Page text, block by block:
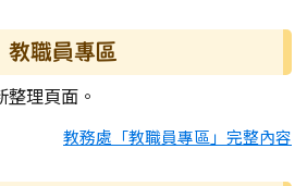
教職員專區
理頁面。
教務處「教職員專區」完整內容